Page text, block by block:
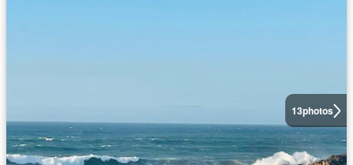
13photos